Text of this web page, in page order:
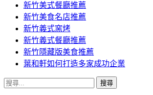
新竹美式餐廳推薦
新竹美食名店推薦
新竹義式窯烤
新竹義式餐廳推薦
新竹隱藏版美食推薦
葉和軒如何打造多家成功企業
搜